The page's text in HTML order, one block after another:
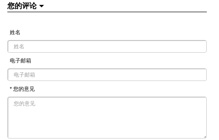
您的评论
姓名
电子邮箱
* 您的意见